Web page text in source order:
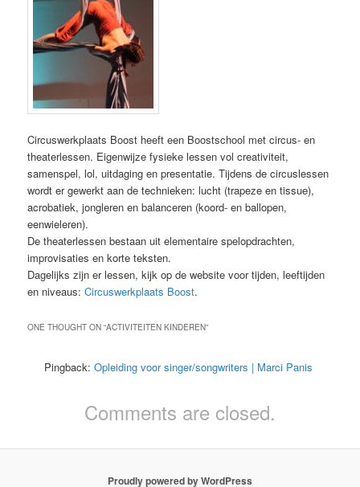
Circuswerkplaats Boost heeft een Boostschool met circus- en
theaterlessen. Eigenwijze fysieke lessen vol creativiteit,
samenspel, lol, uitdaging en presentatie. Tijdens de circuslessen
wordt er gewerkt aan de technieken: lucht (trapeze en tissue),
acrobatiek, jongleren en balanceren (koord- en ballopen,
eenwieleren).
De theaterlessen bestaan uit elementaire spelopdrachten,
improvisaties en korte teksten.
Dagelijks zijn er lessen, kijk op de website voor tijden, leeftijden
en niveaus:Circuswerkplaats Boost.
ONE THOUGHT ON “ACTIVITEITEN KINDEREN”
Pingback:Opleiding voor singer/songwriters | Marci Panis
Comments are closed.
Proudly powered by WordPress